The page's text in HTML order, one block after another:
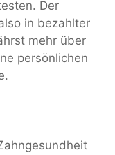
Der
in bezahlter
mehr über
persönlichen